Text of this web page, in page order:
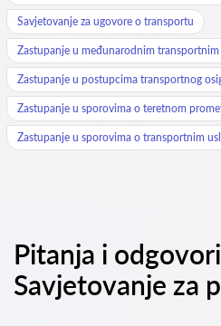
Savjetovanje za ugovore o transportu
Zastupanje u međunarodnim
Zastupanje u postupcima transportnog
Zastupanje u sporovima o teretnom
Zastupanje u sporovima o transportnim
Pitanja i
Savjetovanje za